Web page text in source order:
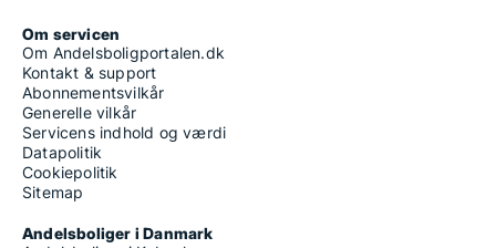
Om servicen
Om Andelsboligportalen.dk
Kontakt & support
Abonnementsvilkår
Generelle vilkår
Servicens indhold og værdi
Datapolitik
Cookiepolitik
Sitemap
Andelsboliger i Danmark